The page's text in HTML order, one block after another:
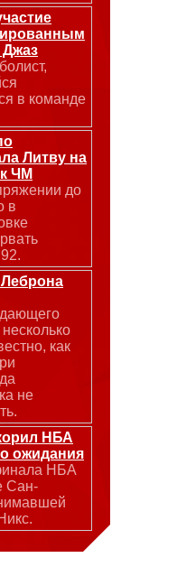
Джаз
в команде
Литву на
ЧМ
до
в
как
не
НБА
ожидания
НБА
Сан-